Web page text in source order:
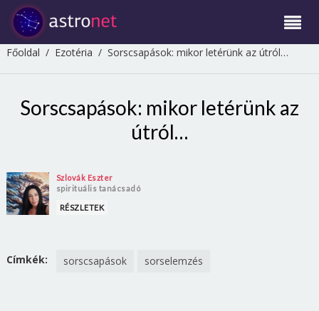
Főoldal / Ezotéria / Sorscsapások: mikor letérünk az útról…
Sorscsapások: mikor letérünk az
útról…
Szlovák Eszter
spirituális tanácsadó
RÉSZLETEK
Címkék: sorscsapások sorselemzés